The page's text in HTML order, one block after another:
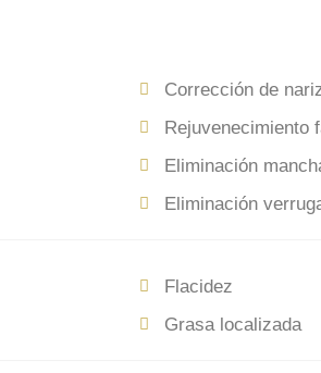
Corrección de
Rejuvenecimiento
Eliminación
Eliminación
Flacidez
Grasa localizada